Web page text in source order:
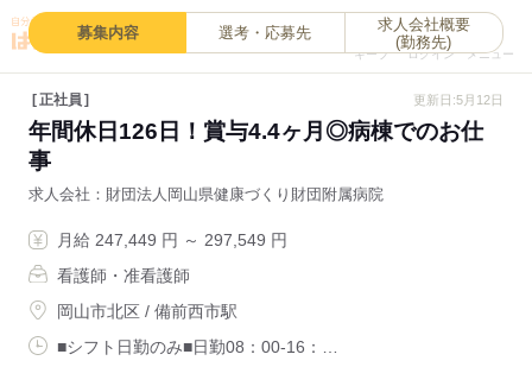
キープ
0
ログイン メニュー
募集内容 選考・応募先
求人会社概要
(勤務先)
正社員 更新日:5月12日
年間休日126日！賞与4.4ヶ月◎病棟でのお仕
事
求人会社 財団法人岡山県健康づくり財団附属病院
月給 247,449 円 ～ 297,549 円
看護師・准看護師
岡山市北区 / 備前西市駅
■シフト日勤のみ■日勤08：00-16：…